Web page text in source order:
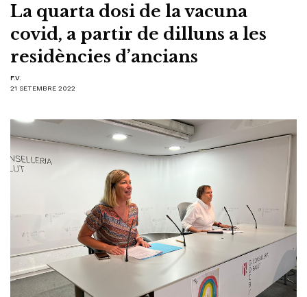
La quarta dosi de la vacuna
covid, a partir de dilluns a les
residències d’ancians
F.V.
21 SETEMBRE 2022